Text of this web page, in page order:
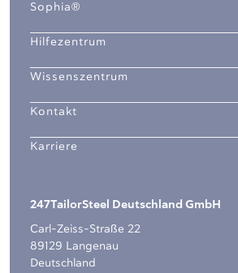
Sophia®
Hilfezentrum
Wissenszentrum
Kontakt
Karriere
247TailorSteel Deutschland GmbH
Carl-Zeiss-Straße 22
89129 Langenau
Deutschland